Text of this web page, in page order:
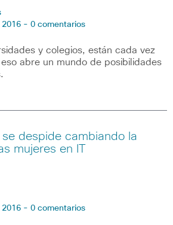
2016 - 0 comentarios
y colegios, están cada vez
abre un mundo de posibilidades
despide cambiando la
mujeres en IT
2016 - 0 comentarios